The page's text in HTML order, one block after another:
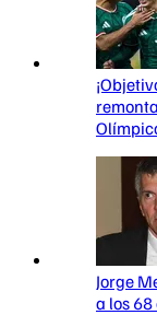
Jorge
a los 68